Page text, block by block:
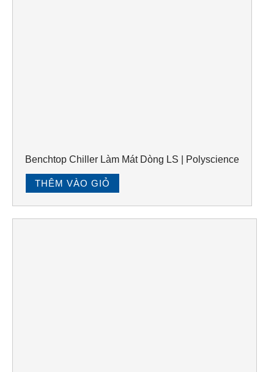
Benchtop Chiller Làm Mát Dòng LS | Polyscience
THÊM VÀO GIỎ